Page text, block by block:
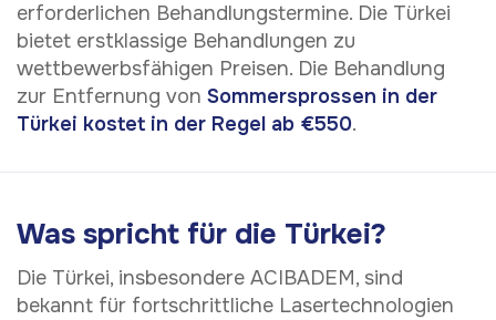
erforderlichen Behandlungstermine. Die Türkei
bietet erstklassige Behandlungen zu
wettbewerbsfähigen Preisen. Die Behandlung
zur Entfernung von Sommersprossen in der
Türkei kostet in der Regel ab €550.
Was spricht für die Türkei?
Die Türkei, insbesondere ACIBADEM, sind
bekannt für fortschrittliche Lasertechnologien